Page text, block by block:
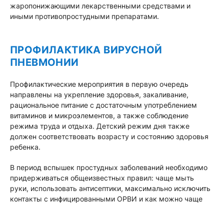
жаропонижающими лекарственными средствами и
иными противопростудными препаратами.
ПРОФИЛАКТИКА ВИРУСНОЙ
ПНЕВМОНИИ
Профилактические мероприятия в первую очередь
направлены на укрепление здоровья, закаливание,
рациональное питание с достаточным употреблением
витаминов и микроэлементов, а также соблюдение
режима труда и отдыха. Детский режим дня также
должен соответствовать возрасту и состоянию здоровья
ребенка.
В период вспышек простудных заболеваний необходимо
придерживаться общеизвестных правил: чаще мыть
руки, использовать антисептики, максимально исключить
контакты с инфицированными ОРВИ и как можно чаще